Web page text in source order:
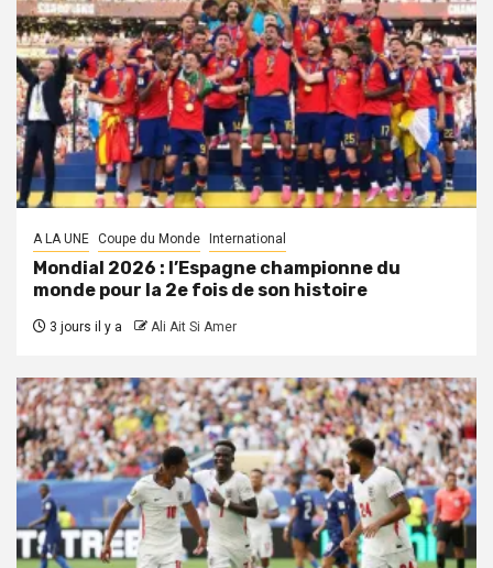
A LA UNE Coupe du Monde International
Mondial 2026 : l’Espagne championne du
monde pour la 2e fois de son histoire
3 jours il y a Ali Ait Si Amer